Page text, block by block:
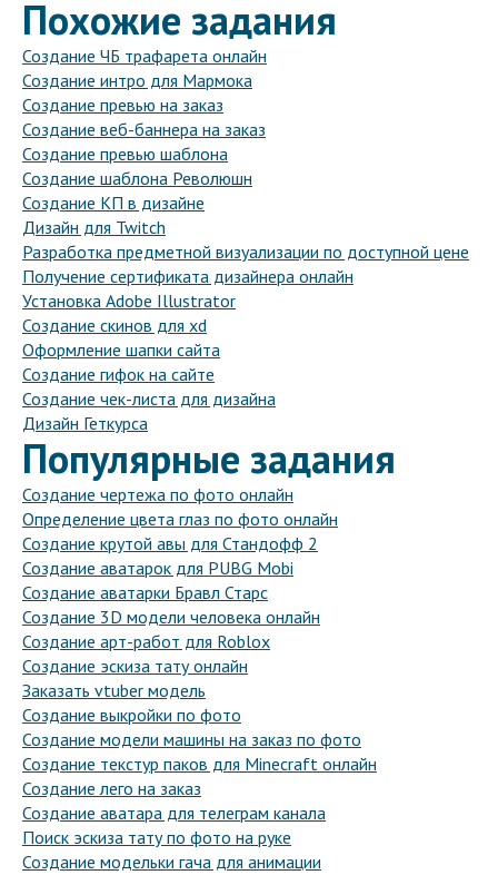
Похожие задания
Создание ЧБ трафарета онлайн
Создание интро для Мармока
Создание превью на заказ
Создание веб-баннера на заказ
Создание превью шаблона
Создание шаблона Революшн
Создание КП в дизайне
Дизайн для Twitch
Разработка предметной визуализации по доступной цене
Получение сертификата дизайнера онлайн
Установка Adobe Illustrator
Создание скинов для xd
Оформление шапки сайта
Создание гифок на сайте
Создание чек-листа для дизайна
Дизайн Геткурса
Популярные задания
Создание чертежа по фото онлайн
Определение цвета глаз по фото онлайн
Создание крутой авы для Стандофф 2
Создание аватарок для PUBG Mobi
Создание аватарки Бравл Старс
Создание 3D модели человека онлайн
Создание арт-работ для Roblox
Создание эскиза тату онлайн
Заказать vtuber модель
Создание выкройки по фото
Создание модели машины на заказ по фото
Создание текстур паков для Minecraft онлайн
Создание лего на заказ
Создание аватара для телеграм канала
Поиск эскиза тату по фото на руке
Создание модельки гача для анимации